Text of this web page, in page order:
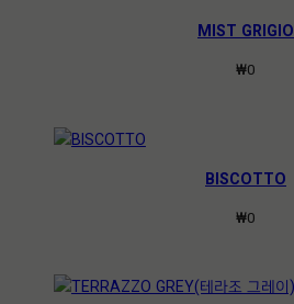
MIST GRIGIO
₩0
BISCOTTO
₩0